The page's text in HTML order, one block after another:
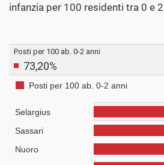
infanzia per 100 residenti tra 0 e